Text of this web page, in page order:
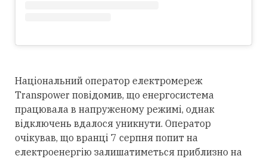
Національний оператор електромереж
Transpower повідомив, що енергосистема
працювала в напруженому режимі, однак
відключень вдалося уникнути. Оператор
очікував, що вранці 7 серпня попит на
електроенергію залишатиметься приблизно на